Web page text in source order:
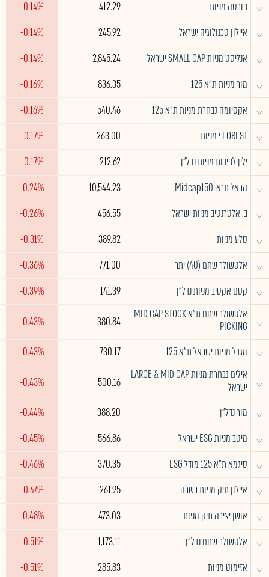
^ פורטה מניות 412.29
-0.14%
^ איילון טכנולוגיה ישראל 245.92
-0.14%
^ אנליסט מניות SMALL CAP ישראל 2,845.24
-0.14%
^ מור מניות ת"א 125 836.35
-0.16%
^ אקסיומה נבחרת מניות ת"א 125 540.46
-0.16%
^ FOREST י מניות 263.00
-0.17%
^ ילין לפידות מניות נדל"ן 212.62
-0.17%
^ הראל ת"א-Midcap150 10,544.23
-0.24%
^ ב. אלטרנטיב מניות ישראל 456.55
-0.26%
^ סלע מניות 389.82
-0.31%
^ אלטשולר שחם (40) יתר 771.00
-0.36%
^ קסם אקטיב מניות נדל"ן 141.39
-0.39%
^
אלטשולר שחם ת"א MID CAP STOCK
PICKING
380.84
-0.43%
^ מגדל מניות ישראל ת"א 125 730.17
-0.43%
^
אילים נבחרת מניות LARGE & MID CAP
ישראל
500.16
-0.43%
^ מור נדל"ן 388.20
-0.44%
^ מיטב מניות ESG ישראל 566.86
-0.45%
^ סיגמא ת"א 125 מודל ESG 370.35
-0.46%
^ איילון תיק מניות כשרה 261.95
-0.47%
^ אושן יצירה תיק מניות 473.03
-0.48%
^ אלטשולר שחם נדל"ן 1,173.11
-0.51%
^ אזימוט מניות 285.83
-0.51%